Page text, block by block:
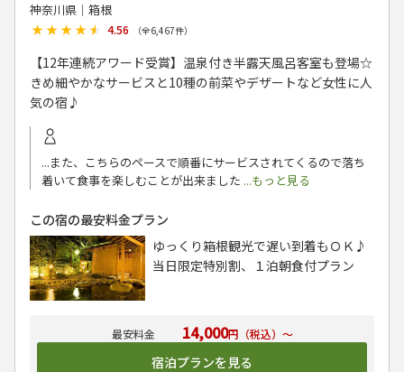
神奈川県│箱根
★★★★★
★★★★★ 4.56 （全6,467件）
【12年連続アワード受賞】温泉付き半露天風呂客室も登場☆
きめ細やかなサービスと10種の前菜やデザートなど女性に人
気の宿♪
...また、こちらのペースで順番にサービスされてくるので落ち
着いて食事を楽しむことが出来ました ...もっと見る
14,000円（税込）～
宿泊プランを見る
この宿の最安料金プラン
ゆっくり箱根観光で遅い到着もＯＫ♪
当日限定特別割、１泊朝食付プラン